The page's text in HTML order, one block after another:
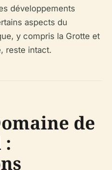
développements
aspects du
y compris la Grotte et
reste intact.
de
: